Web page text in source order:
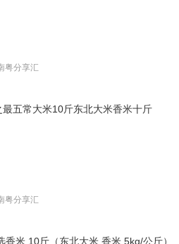
粤分享汇
五常大米10斤东北大米香米十斤
粤分享汇
米 10斤（东北大米 香米 5kg/公斤）